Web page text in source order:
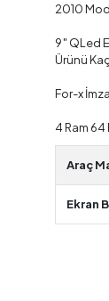
2010
9″ QLed
Ürünü
For-x
4 Ram 64
Araç
Ekran